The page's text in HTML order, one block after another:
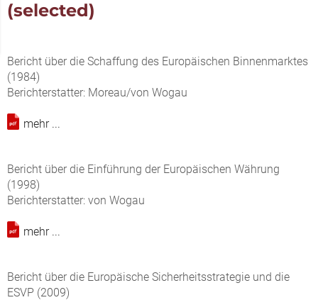
(selected)
Bericht über die Schaffung des Europäischen Binnenmarktes
(1984)
Berichterstatter: Moreau/von Wogau
mehr ...
Bericht über die Einführung der Europäischen Währung
(1998)
Berichterstatter: von Wogau
mehr ...
Bericht über die Europäische Sicherheitsstrategie und die
ESVP (2009)